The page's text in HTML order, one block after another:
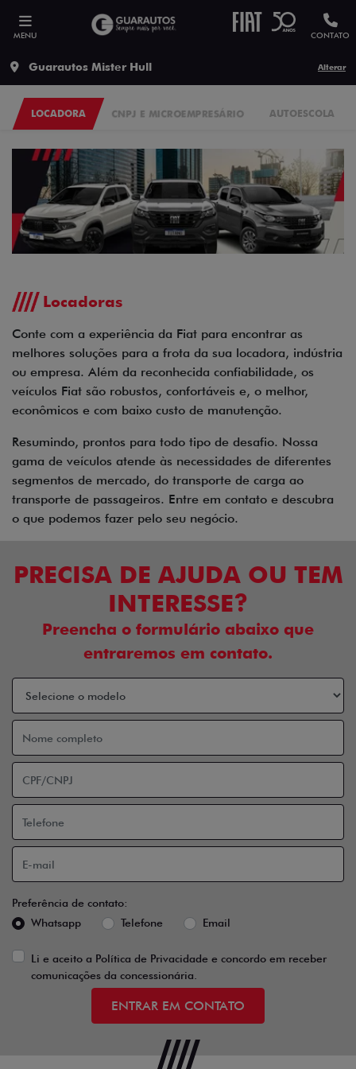
MENU CONTATO
Guarautos Mister Hull Alterar
CNPJ E MICROEMPRESÁRIO AUTOESCOLA
LOCADORA
Locadoras
Conte com a experiência da Fiat para encontrar as
melhores soluções para a frota da sua locadora, indústria
ou empresa. Além da reconhecida confiabilidade, os
veículos Fiat são robustos, confortáveis e, o melhor,
econômicos e com baixo custo de manutenção.
Resumindo, prontos para todo tipo de desafio. Nossa
gama de veículos atende às necessidades de diferentes
segmentos de mercado, do transporte de carga ao
transporte de passageiros. Entre em contato e descubra
o que podemos fazer pelo seu negócio.
PRECISA DE AJUDA OU TEM
INTERESSE?
Preencha o formulário abaixo que
entraremos em contato.
Preferência de contato:
Whatsapp
Telefone Email
Li e aceito a Política de Privacidade e concordo em receber
comunicações da concessionária.
ENTRAR EM CONTATO